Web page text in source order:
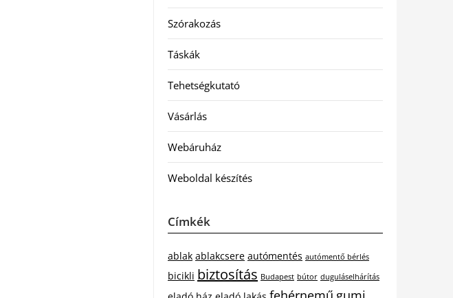
Szórakozás
Táskák
Tehetségkutató
Vásárlás
Webáruház
Weboldal készítés
Címkék
ablak ablakcsere autómentés autómentő bérlés
bicikli biztosítás Budapest bútor duguláselhárítás